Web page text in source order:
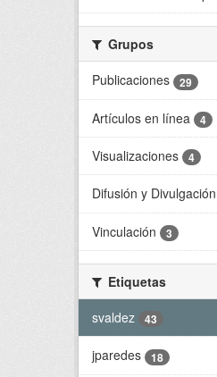
Grupos
Publicaciones
29
Artículos en línea 4
Visualizaciones 4
Difusión y Divulgación
Vinculación 3
Etiquetas
svaldez
43
jparedes 18